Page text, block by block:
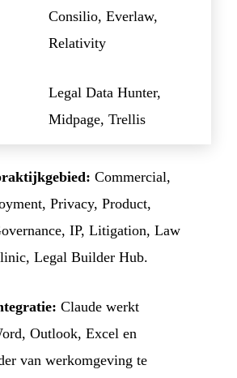
Consilio, Everlaw,
Relativity
Legal Data Hunter,
Midpage, Trellis
Commercial,
Privacy, Product,
IP, Litigation, Law
Legal Builder Hub.
Claude werkt
Outlook, Excel en
van werkomgeving te